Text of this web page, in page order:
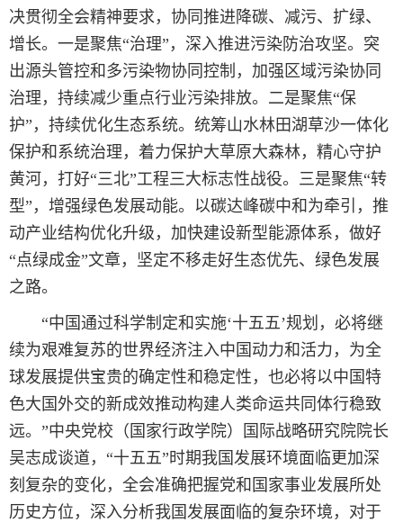
决贯彻全会精神要求，协同推进降碳、减污、扩绿、
增长。一是聚焦“治理”，深入推进污染防治攻坚。突
出源头管控和多污染物协同控制，加强区域污染协同
治理，持续减少重点行业污染排放。二是聚焦“保
护”，持续优化生态系统。统筹山水林田湖草沙一体化
保护和系统治理，着力保护大草原大森林，精心守护
黄河，打好“三北”工程三大标志性战役。三是聚焦“转
型”，增强绿色发展动能。以碳达峰碳中和为牵引，推
动产业结构优化升级，加快建设新型能源体系，做好
“点绿成金”文章，坚定不移走好生态优先、绿色发展
之路。
“中国通过科学制定和实施‘十五五’规划，必将继
续为艰难复苏的世界经济注入中国动力和活力，为全
球发展提供宝贵的确定性和稳定性，也必将以中国特
色大国外交的新成效推动构建人类命运共同体行稳致
远。”中央党校（国家行政学院）国际战略研究院院长
吴志成谈道，“十五五”时期我国发展环境面临更加深
刻复杂的变化，全会准确把握党和国家事业发展所处
历史方位，深入分析我国发展面临的复杂环境，对于